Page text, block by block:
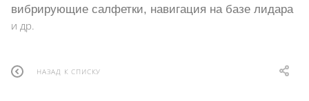
вибрирующие салфетки, навигация на базе лидара
и др.
НАЗАД К СПИСКУ